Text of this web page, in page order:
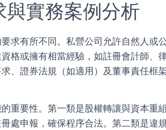
實務案例分析
求有所不同。私營公司允許自然人或
格或擁有相當經驗，如註冊會計師、
、證券法規（如適用）及董事責任框架
重要性。第一類是股權轉讓與資本重組
處申報，確保程序合法。第二類是違